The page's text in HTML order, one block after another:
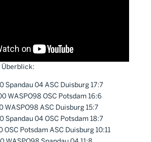
Überblick:
Spandau 04 ASC Duisburg 17:7
WASPO98 OSC Potsdam 16:6
WASPO98 ASC Duisburg 15:7
Spandau 04 OSC Potsdam 18:7
OSC Potsdam ASC Duisburg 10:11